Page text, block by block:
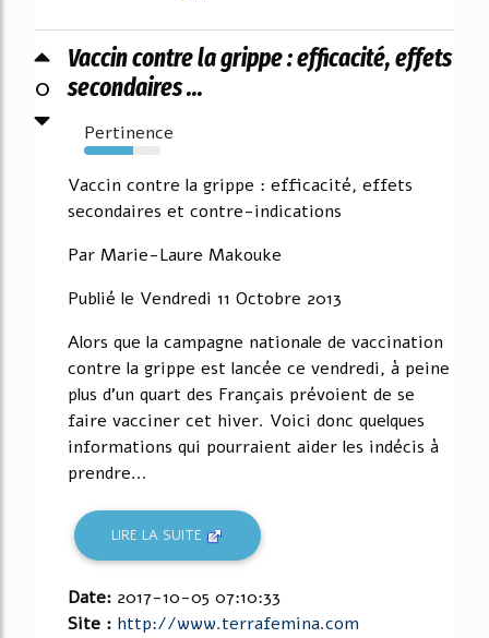
0
Vaccin contre la grippe : efficacité, effets
secondaires ...
Pertinence
64%
Vaccin contre la grippe : efficacité, effets
secondaires et contre-indications
Par Marie-Laure Makouke
Publié le Vendredi 11 Octobre 2013
Alors que la campagne nationale de vaccination
contre la grippe est lancée ce vendredi, à peine
plus d'un quart des Français prévoient de se
faire vacciner cet hiver. Voici donc quelques
informations qui pourraient aider les indécis à
prendre...
LIRE LA SUITE
Date: 2017-10-05 07:10:33
Site : http://www.terrafemina.com